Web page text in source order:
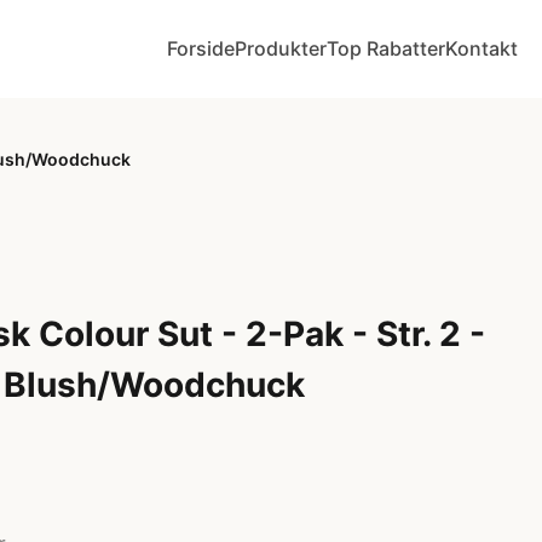
ForsideProdukterTop RabatterKontakt
Woodchuck
Colour Sut - 2-Pak - Str. 2 -
Woodchuck